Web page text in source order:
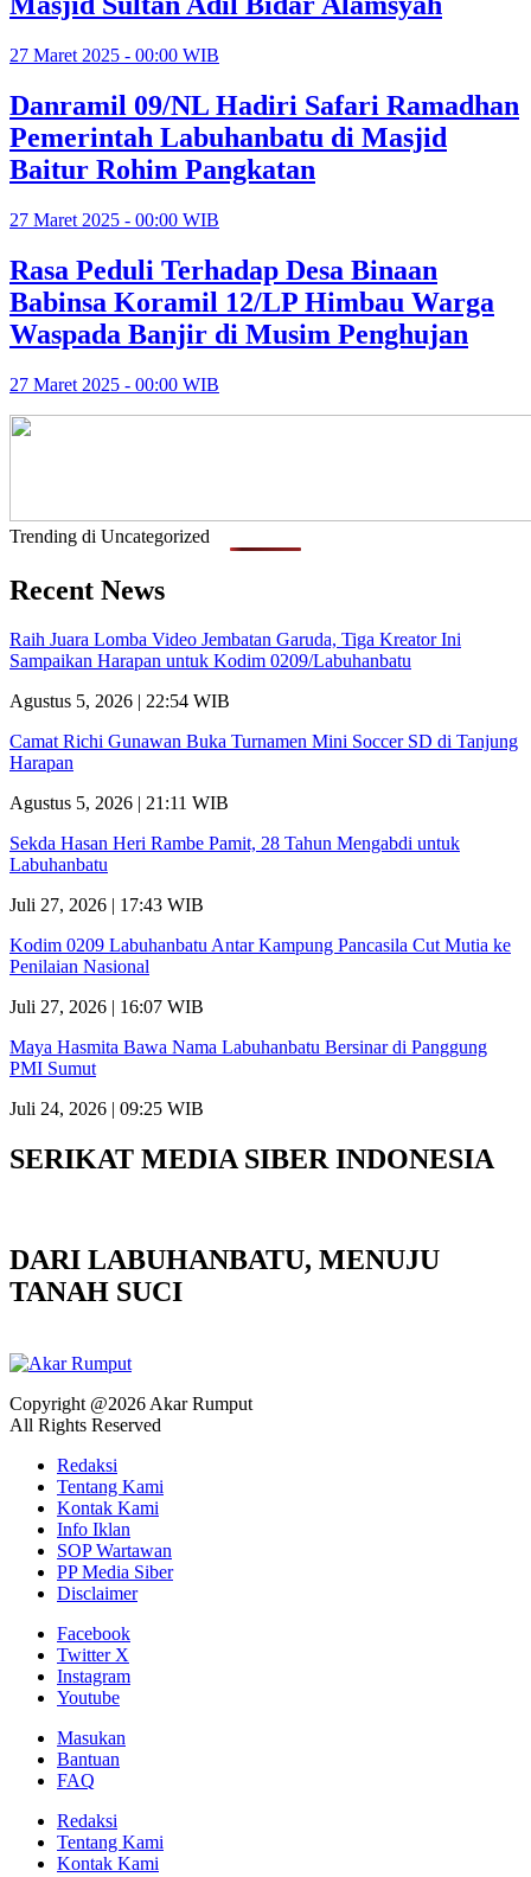
27 Maret 2025 - 00:00 WIB
Danramil 09/NL Hadiri Safari Ramadhan
Pemerintah Labuhanbatu di Masjid
Baitur Rohim Pangkatan
27 Maret 2025 - 00:00 WIB
Rasa Peduli Terhadap Desa Binaan
Babinsa Koramil 12/LP Himbau Warga
Waspada Banjir di Musim Penghujan
27 Maret 2025 - 00:00 WIB
Trending di Uncategorized
Recent News
Raih Juara Lomba Video Jembatan Garuda, Tiga Kreator Ini
Sampaikan Harapan untuk Kodim 0209/Labuhanbatu
Agustus 5, 2026 | 22:54 WIB
Camat Richi Gunawan Buka Turnamen Mini Soccer SD di Tanjung
Harapan
Agustus 5, 2026 | 21:11 WIB
Sekda Hasan Heri Rambe Pamit, 28 Tahun Mengabdi untuk
Labuhanbatu
Juli 27, 2026 | 17:43 WIB
Kodim 0209 Labuhanbatu Antar Kampung Pancasila Cut Mutia ke
Penilaian Nasional
Juli 27, 2026 | 16:07 WIB
Maya Hasmita Bawa Nama Labuhanbatu Bersinar di Panggung
PMI Sumut
Juli 24, 2026 | 09:25 WIB
SERIKAT MEDIA SIBER INDONESIA
DARI LABUHANBATU, MENUJU
TANAH SUCI
Copyright @2026 Akar Rumput
All Rights Reserved
Redaksi
Tentang Kami
Kontak Kami
Info Iklan
SOP Wartawan
PP Media Siber
Disclaimer
Facebook
Twitter X
Instagram
Youtube
Masukan
Bantuan
FAQ
Redaksi
Tentang Kami
Kontak Kami